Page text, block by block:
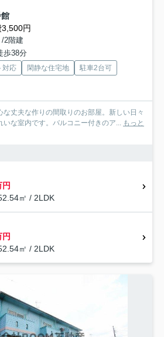
円
2階建
歩38分
対応 閑静な住宅地
駐車2台可
な丈夫な作りの間取りのお部屋。新しい日々
いな室内です。バルコニー付きのア... もっと
㎡ / 2LDK
㎡ / 2LDK